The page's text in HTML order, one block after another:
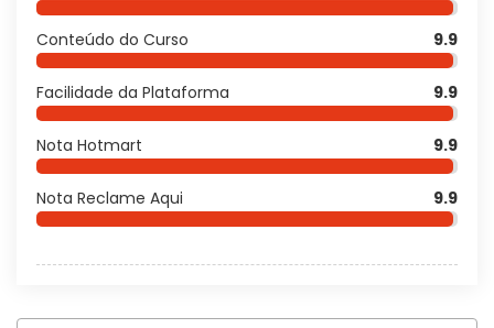
Conteúdo do Curso 9.9
Facilidade da Plataforma 9.9
Nota Hotmart 9.9
Nota Reclame Aqui 9.9